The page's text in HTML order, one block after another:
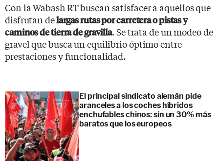
Con la Wabash RT buscan satisfacer a aquellos que
disfrutan delargas rutas por carretera o pistas y
caminos de tierra de gravilla. Se trata de un modeo de
gravel que busca un equilibrio óptimo entre
prestaciones y funcionalidad.
El principal sindicato alemán pide
aranceles a los coches híbridos
enchufables chinos: sin un 30% más
baratos que los europeos